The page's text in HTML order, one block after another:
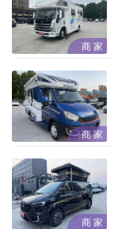
商 家
商 家
商 家